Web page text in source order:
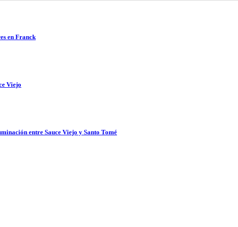
en Franck
Viejo
entre Sauce Viejo y Santo Tomé